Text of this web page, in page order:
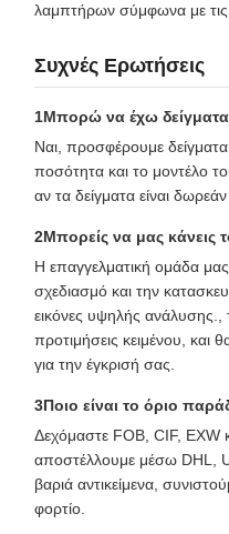
λαμπτήρων σύμφωνα με
Συχνές Ερωτήσεις
1Μπορώ να έχω
Ναι, προσφέρουμε
ποσότητα και το μοντέλο
αν τα δείγματα είναι
2Μπορείς να μας κάνεις
Η επαγγελματική ομάδα μας
σχεδιασμό και την
εικόνες υψηλής ανάλυσης.,
προτιμήσεις κειμένου, και
για την έγκρισή σας.
3Ποιο είναι το όριο
Δεχόμαστε FOB, CIF, EXW
αποστέλλουμε μέσω DHL,
βαριά αντικείμενα,
φορτίο.